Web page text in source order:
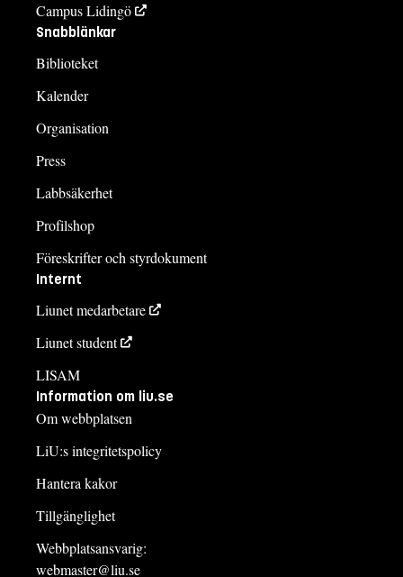
Campus Lidingö
Snabblänkar
Biblioteket
Kalender
Organisation
Press
Labbsäkerhet
Profilshop
Föreskrifter och styrdokument
Internt
Liunet medarbetare
Liunet student
LISAM
Information om liu.se
Om webbplatsen
LiU:s integritetspolicy
Hantera kakor
Tillgänglighet
Webbplatsansvarig:
webmaster@liu.se